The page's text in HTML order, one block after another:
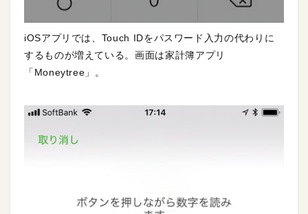
iOSアプリでは、Touch IDをパスワード入力の代わりに
するものが増えている。画面は家計簿アプリ
「Moneytree」。